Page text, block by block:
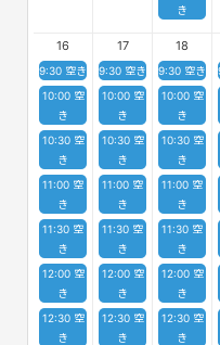
き
16
9:30 空き
10:00 空
き
10:30 空
き
11:00 空
き
11:30 空
き
12:00 空
き
12:30 空
き
17
9:30 空き
10:00 空
き
10:30 空
き
11:00 空
き
11:30 空
き
12:00 空
き
12:30 空
き
18
9:30 空き
10:00 空
き
10:30 空
き
11:00 空
き
11:30 空
き
12:00 空
き
12:30 空
き